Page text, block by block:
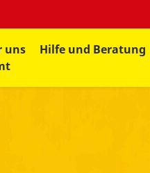
uns Hilfe und Beratung